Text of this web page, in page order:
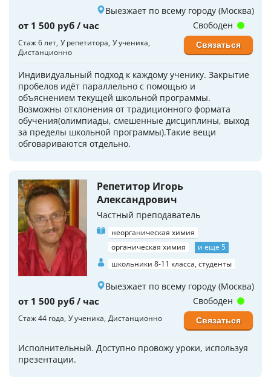
Выезжает по всему городу (Москва)
от 1 500 руб / час
Стаж 6 лет У репетитора У ученика
Дистанционно
Индивидуальный подход к каждому ученику. Закрытие
пробелов идёт параллельно с помощью и
объяснением текущей школьной программы.
Возможны отклонения от традиционного формата
обучения(олимпиады, смешенные дисциплины, выход
за пределы школьной программы).Такие вещи
обговариваются отдельно.
Свободен
Связаться
Репетитор Игорь
Александрович
Частный преподаватель
неорганическая химия
органическая химия
и еще 5
школьники 8-11 класса, студенты
Выезжает по всему городу (Москва)
от 1 500 руб / час
Стаж 44 года У ученика Дистанционно
Исполнительный. Доступно провожу уроки, используя
презентации.
Свободен
Связаться